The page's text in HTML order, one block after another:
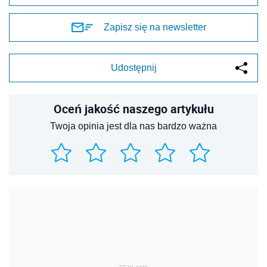
Zapisz się na newsletter
Udostępnij
Oceń jakość naszego artykułu
Twoja opinia jest dla nas bardzo ważna